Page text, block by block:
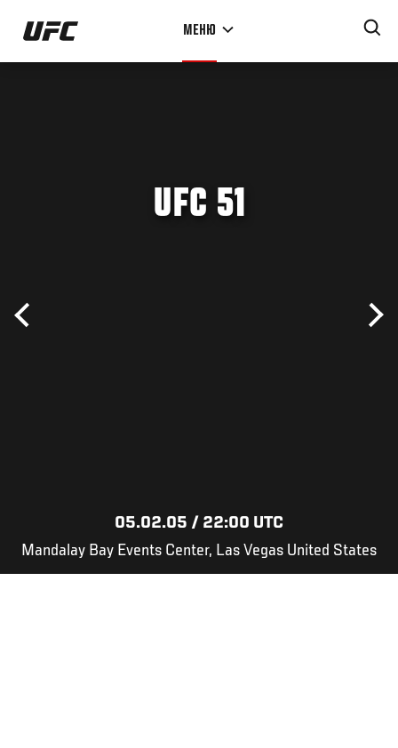
Перейти
основному
МЕНЮ
UFC 51
05.02.05 / 22:00 UTC
Mandalay Bay Events Center, Las Vegas United States